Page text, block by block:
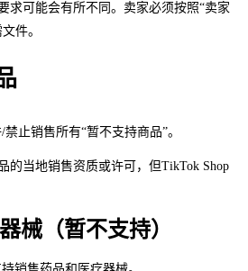
求可能会有所不同。卖家必须按照“卖家
件。
禁止销售所有“暂不支持商品”。
的当地销售资质或许可， 但TikTok Shop
械（暂不支持）